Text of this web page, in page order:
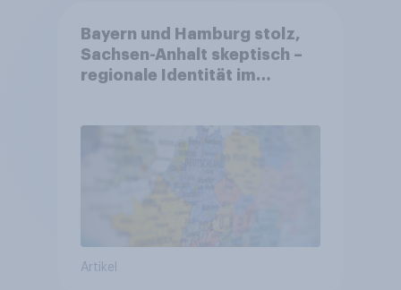
Bayern und Hamburg stolz,
Sachsen-Anhalt skeptisch –
regionale Identität im
Artikel